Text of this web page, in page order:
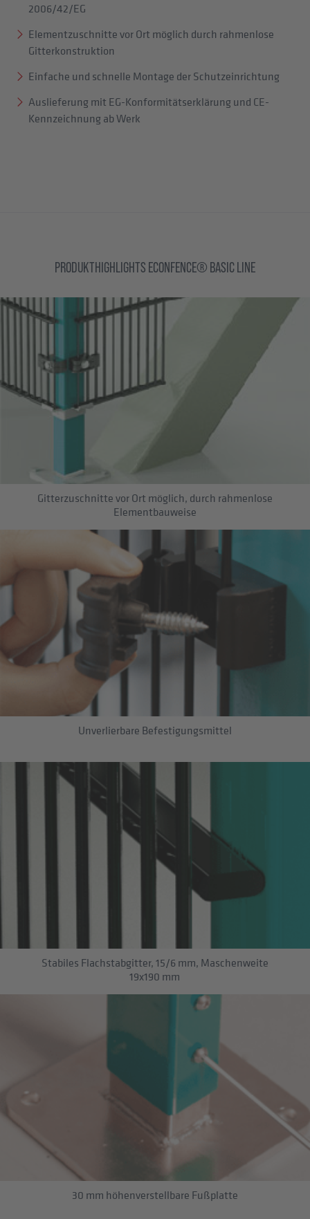
2006/42/EG
Elementzuschnitte vor Ort möglich durch rahmenlose
Gitterkonstruktion
Einfache und schnelle Montage der Schutzeinrichtung
Auslieferung mit EG-Konformitätserklärung und CE-
Kennzeichnung ab Werk
PRODUKTHIGHLIGHTS ECONFENCE® BASIC LINE
Gitterzuschnitte vor Ort möglich, durch rahmenlose
Elementbauweise
Unverlierbare Befestigungsmittel
Stabiles Flachstabgitter, 15/6 mm, Maschenweite
19x190 mm
30 mm höhenverstellbare Fußplatte